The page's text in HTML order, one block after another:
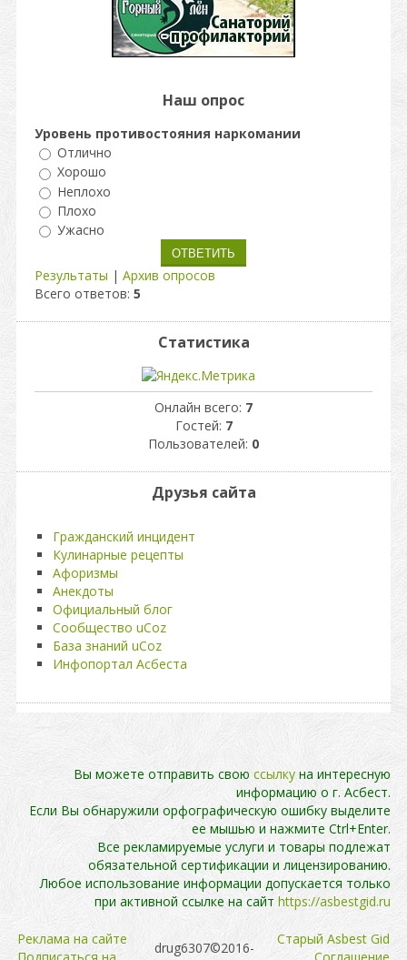
Наш опрос
Уровень противостояния наркомании
Отлично
Хорошо
Неплохо
Плохо
Ужасно
Результаты | Архив опросов
Всего ответов: 5
Статистика
Онлайн всего: 7
Гостей: 7
Пользователей: 0
Друзья сайта
Гражданский инцидент
Кулинарные рецепты
Афоризмы
Анекдоты
Официальный блог
Сообщество uCoz
База знаний uCoz
Инфопортал Асбеста
Вы можете отправить свою ссылку на интересную
информацию о г. Асбест.
Если Вы обнаружили орфографическую ошибку выделите
ее мышью и нажмите Ctrl+Enter.
Все рекламируемые услуги и товары подлежат
обязательной сертификации и лицензированию.
Любое использование информации допускается только
при активной ссылке на сайт https://asbestgid.ru
Реклама на сайте
drug6307©2016-
Cтарый Asbest Gid